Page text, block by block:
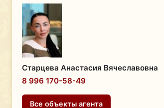
Старцева Анастасия Вячеславовна
8 996 170-58-49
Все объекты агента